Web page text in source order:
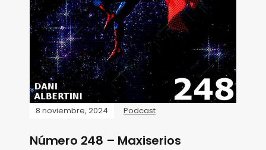
8 noviembre, 2024 Podcast
Número 248 – Maxiserios